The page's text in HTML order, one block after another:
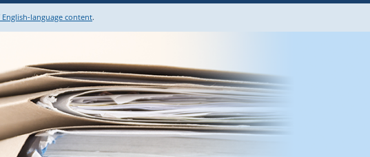
language content.